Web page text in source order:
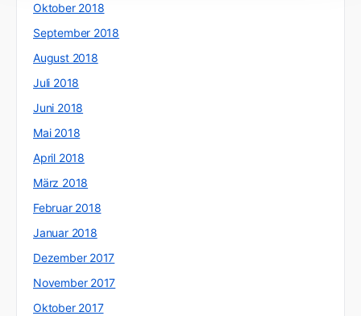
Oktober 2018
September 2018
August 2018
Juli 2018
Juni 2018
Mai 2018
April 2018
März 2018
Februar 2018
Januar 2018
Dezember 2017
November 2017
Oktober 2017